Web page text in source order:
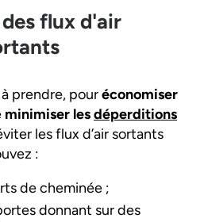
flux d'air
prendre, pouréconomiser
minimiser lesdéperditions
les flux d’air sortants
:
de cheminée ;
donnant sur des